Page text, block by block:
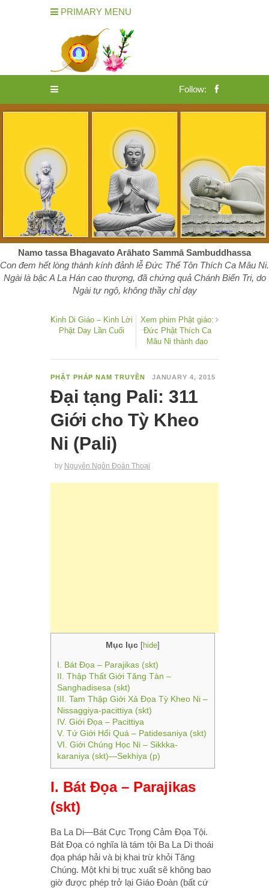
PRIMARY MENU
Follow:
Namo tassa Bhagavato Arāhato Sammā Sambuddhassa
Con đem hết lòng thành kính đảnh lễ Đức Thế Tôn Thích Ca Mâu Ni.
Ngài là bậc A La Hán cao thượng, đã chứng quả Chánh Biến Tri, do
Ngài tự ngộ, không thầy chỉ dạy
Kinh Di Giáo – Kinh Lời
Phật Dạy Lần Cuối
Xem phim Phật giáo:
Đức Phật Thích Ca
Mâu Ni thành đạo
PHẬT PHÁP NAM TRUYỀN JANUARY 4, 2015
Đại tạng Pali: 311
Giới cho Tỳ Kheo
Ni (Pali)
by Nguyên Ngôn Đoàn Thoại
Mục lục [hide]
I. Bát Đọa – Parajikas (skt)
II. Thập Thất Giới Tăng Tàn –
Sanghadisesa (skt)
III. Tam Thập Giới Xả Đọa Tỳ Kheo Ni –
Nissaggiya-pacittiya (skt)
IV. Giới Đọa – Pacittiya
V. Tứ Giới Hối Quá – Patidesaniya (skt)
VI. Giới Chúng Học Ni – Sikkka-
karaniya (skt)—Sekhiya (p)
I. Bát Đọa – Parajikas
(skt)
Ba La Di—Bát Cực Trọng Cảm Đọa Tội.
Bát Đọa có nghĩa là tám tội Ba La Di thoái
đọa pháp hải và bị khai trừ khỏi Tăng
Chúng. Một khi bị trục xuất sẽ không bao
giờ được phép trở lại Giáo Đoàn (bất cứ